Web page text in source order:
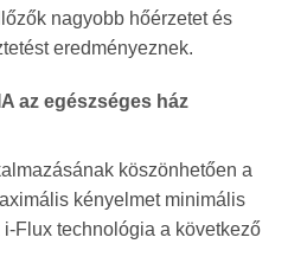
nagyobb hőérzetet és
eredményeznek.
az egészséges ház
köszönhetően a
kényelmet minimális
Flux technológia a következő